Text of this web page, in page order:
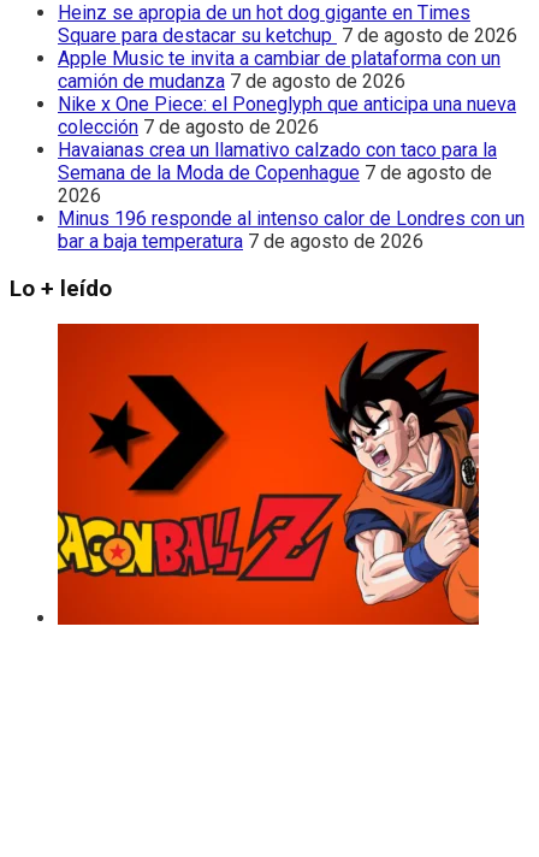
Heinz se apropia de un hot dog gigante en Times
Square para destacar su ketchup 7 de agosto de 2026
Apple Music te invita a cambiar de plataforma con un
camión de mudanza 7 de agosto de 2026
Nike x One Piece: el Poneglyph que anticipa una nueva
colección 7 de agosto de 2026
Havaianas crea un llamativo calzado con taco para la
Semana de la Moda de Copenhague 7 de agosto de
2026
Minus 196 responde al intenso calor de Londres con un
bar a baja temperatura 7 de agosto de 2026
Lo + leído